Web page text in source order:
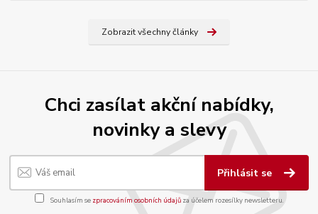
Zobrazit všechny články
Chci zasílat akční nabídky,
novinky a slevy
Přihlásit se
Souhlasím se zpracováním osobních údajůza účelem rozesílky newsletteru.